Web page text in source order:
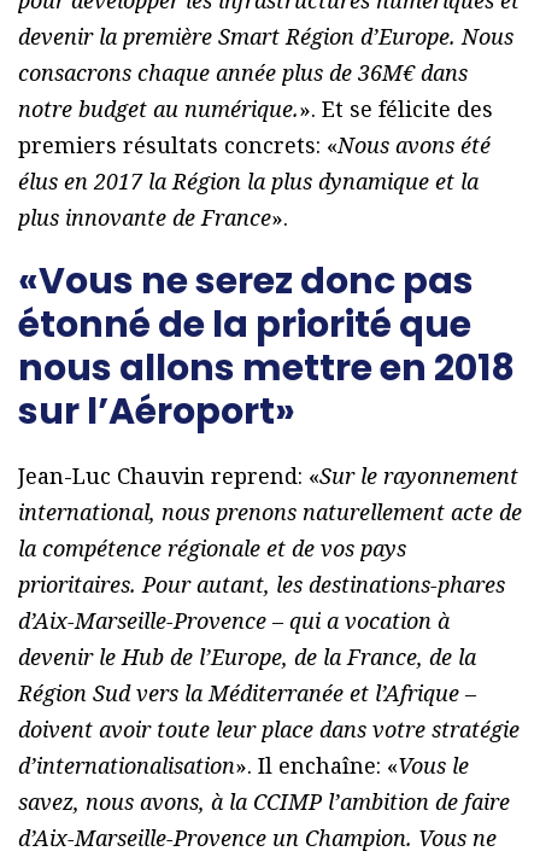
devenir la première Smart Région d’Europe. Nous
consacrons chaque année plus de 36M€ dans
notre budget au numérique.». Et se félicite des
premiers résultats concrets: «Nous avons été
élus en 2017 la Région la plus dynamique et la
plus innovante de France».
«Vous ne serez donc pas
étonné de la priorité que
nous allons mettre en 2018
sur l’Aéroport»
Jean-Luc Chauvin reprend: «Sur le rayonnement
international, nous prenons naturellement acte de
la compétence régionale et de vos pays
prioritaires. Pour autant, les destinations-phares
d’Aix-Marseille-Provence – qui a vocation à
devenir le Hub de l’Europe, de la France, de la
Région Sud vers la Méditerranée et l’Afrique –
doivent avoir toute leur place dans votre stratégie
d’internationalisation». Il enchaîne: «Vous le
savez, nous avons, à la CCIMP l’ambition de faire
d’Aix-Marseille-Provence un Champion. Vous ne